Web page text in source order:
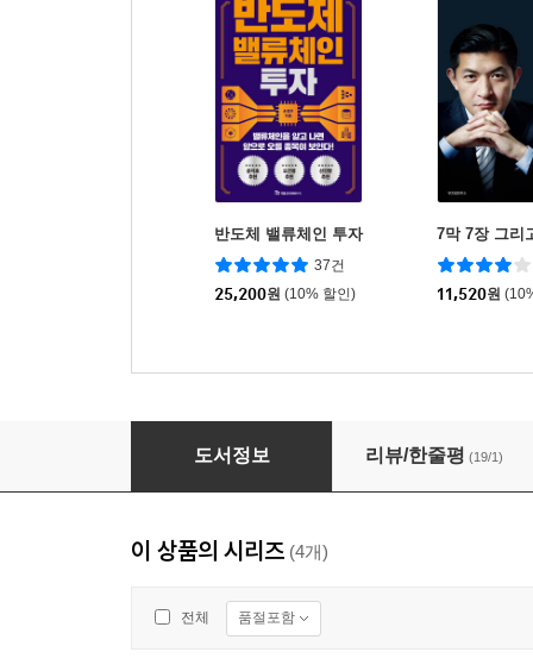
반도체 밸류체인 투자
37건
25,200원 (10% 할인)
7막 7장 그리
11,520원
아카데미 3 : 챔피언스 컵
도서정보 리뷰/한줄평 (19/1)
이 상품의 시리즈 (4개)
전체 품절포함